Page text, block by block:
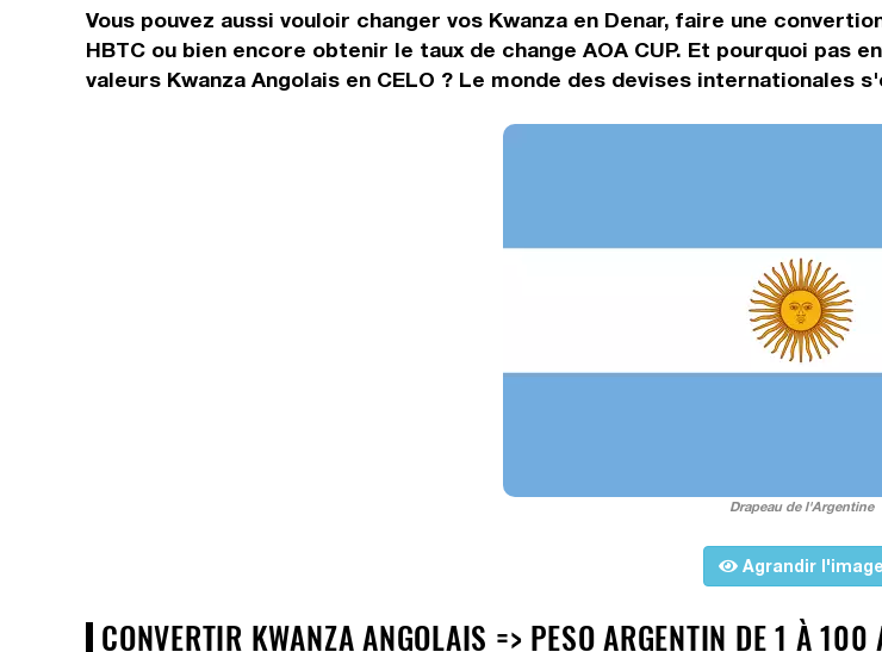
Vous pouvez aussi vouloir changer vos Kwanza en Denar, faire une
HBTC ou bien encore obtenir le taux de change AOA CUP. Et pourquoi pas
valeurs Kwanza Angolais en CELO ? Le monde des devises internationales
Drapeau de l'Argentine
Agrandir l'image
CONVERTIR KWANZA ANGOLAIS => PESO ARGENTIN DE 1 À 100